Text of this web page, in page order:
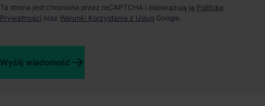
kompleks, oferuje łączną powierzchnię 22138 m². Oddany do
użytku w 2024 roku, budynek charakteryzuje się doskonałą
publicznego (1 km), a także dogodny dostęp do lotniska (26
Ta strona jest chroniona przez reCAPTCHA i obowiązują ją Politykę
Prywatności oraz Warunki Korzystania z Usług Google.
Wyślij wiadomość